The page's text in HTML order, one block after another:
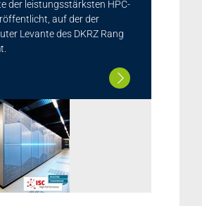
der leistungsstärksten HPC-
auf der der
Levante des DKRZ Rang